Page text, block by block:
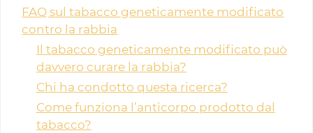
FAQ sul tabacco geneticamente modificato
contro la rabbia
Il tabacco geneticamente modificato può
davvero curare la rabbia?
Chi ha condotto questa ricerca?
Come funziona l’anticorpo prodotto dal
tabacco?